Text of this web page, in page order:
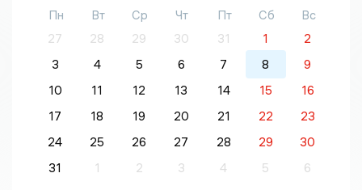
Пн Вт Ср Чт Пт Сб
Вс
27
28 29 30 31 1
2
3
4 5 6 7 8
9
10
11 12 13 14 15
16
17
18 19 20 21 22
23
24
25 26 27 28 29
30
31
1 2 3 4 5 6